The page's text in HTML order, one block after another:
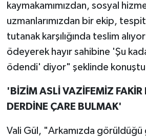
kaymakamımızdan, sosyal
uzmanlarımızdan bir ekip,
tutanak karşılığında teslim
ödeyerek hayır sahibine 'Şu
ödendi' diyor" şeklinde
'BİZİM ASLİ VAZİFEMİZ FAKİR
DERDİNE ÇARE BULMAK'
Vali Gül, "Arkamızda